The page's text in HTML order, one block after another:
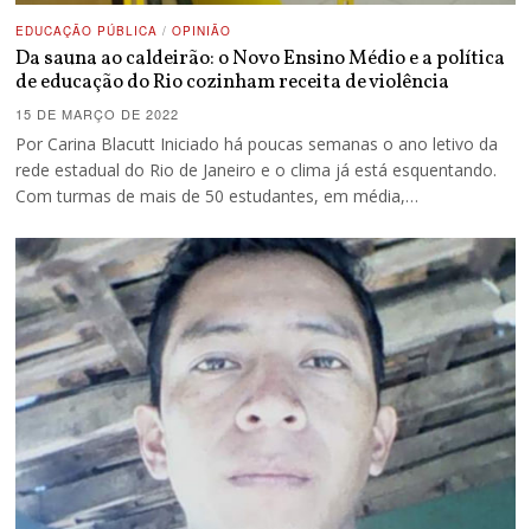
EDUCAÇÃO PÚBLICA / OPINIÃO
Da sauna ao caldeirão: o Novo Ensino Médio e a política
de educação do Rio cozinham receita de violência
15 DE MARÇO DE 2022
Por Carina Blacutt Iniciado há poucas semanas o ano letivo da
rede estadual do Rio de Janeiro e o clima já está esquentando.
Com turmas de mais de 50 estudantes, em média,…